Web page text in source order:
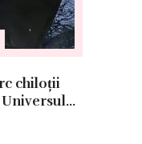
chiloții